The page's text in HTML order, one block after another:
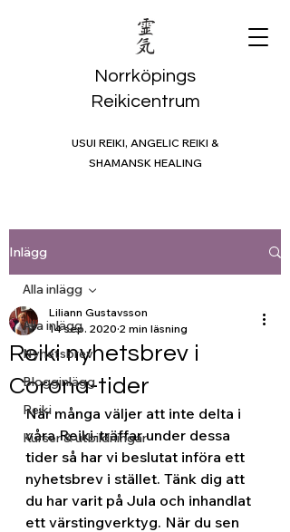
USUI REIKI, ANGELIC REIKI &
SHAMANSK HEALING
Norrköpings
Reikicentrum
Inlägg
Alla inlägg
Nyhetsbrev
Blogginlägg
Reiki
Kurser & utbildningar
Alla inlägg
Reiki nyhetsbrev i
Corona-tider
Liliann Gustavsson
14 sep. 2020 2 min läsning
När många väljer att inte delta i
våra Reiki-träffar under dessa
tider så har vi beslutat införa ett
nyhetsbrev i stället. Tänk dig att
du har varit på Jula och inhandlat
ett värstingverktyg. När du sen